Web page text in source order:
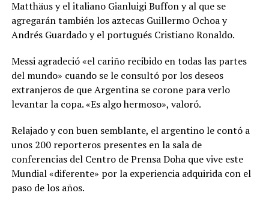
Matthäus y el italiano Gianluigi Buffon y al que se
agregarán también los aztecas Guillermo Ochoa y
Andrés Guardado y el portugués Cristiano Ronaldo.
Messi agradeció «el cariño recibido en todas las partes
del mundo» cuando se le consultó por los deseos
extranjeros de que Argentina se corone para verlo
levantar la copa. «Es algo hermoso», valoró.
Relajado y con buen semblante, el argentino le contó a
unos 200 reporteros presentes en la sala de
conferencias del Centro de Prensa Doha que vive este
Mundial «diferente» por la experiencia adquirida con el
paso de los años.